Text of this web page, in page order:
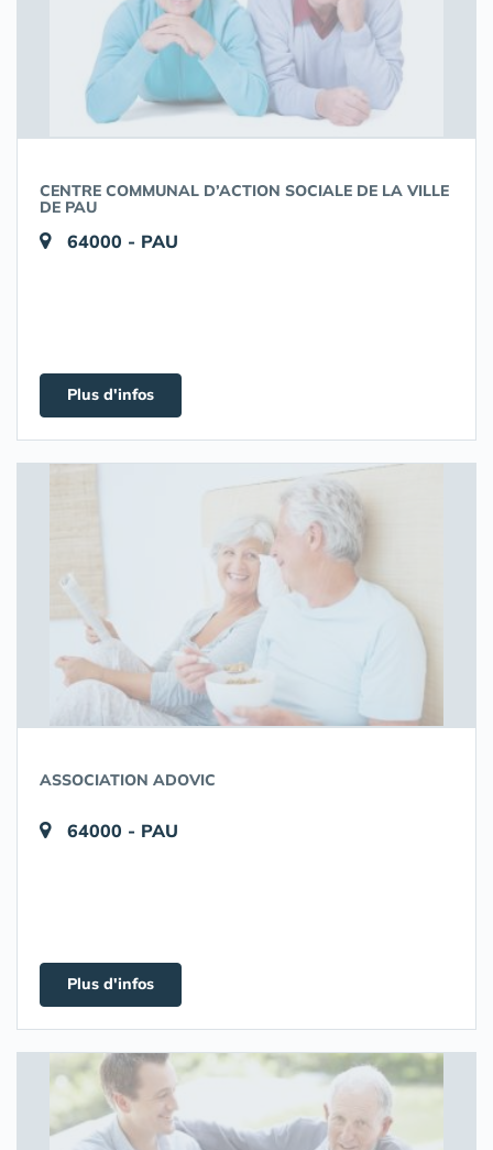
CENTRE COMMUNAL D’ACTION SOCIALE DE LA VILLE
DE PAU
64000 - PAU
Plus d'infos
ASSOCIATION ADOVIC
64000 - PAU
Plus d'infos